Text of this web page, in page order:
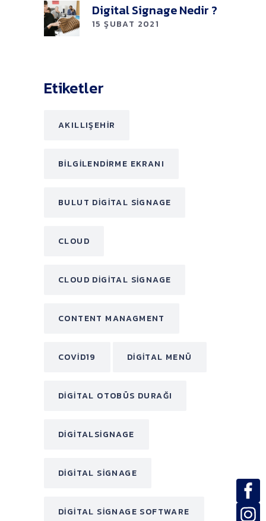
Digital Signage Nedir ?
15 ŞUBAT 2021
Etiketler
AKILLIŞEHIR
BILGILENDIRME EKRANI
BULUT DIGITAL SIGNAGE
CLOUD
CLOUD DIGITAL SIGNAGE
CONTENT MANAGMENT
COVID19 DIGITAL MENÜ
DIGITAL OTOBÜS DURAĞI
DIGITALSIGNAGE
DIGITAL SIGNAGE
DIGITAL SIGNAGE SOFTWARE